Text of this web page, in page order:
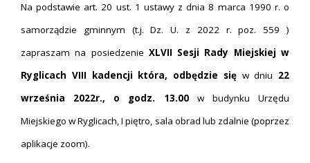
Na podstawie art. 20 ust. 1 ustawy z dnia 8 marca 1990 r. o
samorządzie gminnym (t.j. Dz. U. z 2022 r. poz. 559 )
zapraszam na posiedzenie XLVII Sesji Rady Miejskiej w
Ryglicach VIII kadencji która, odbędzie się w dniu 22
września 2022r., o godz. 13.00w budynku Urzędu
Miejskiego w Ryglicach, I piętro, sala obrad lub zdalnie (poprzez
aplikacje zoom).